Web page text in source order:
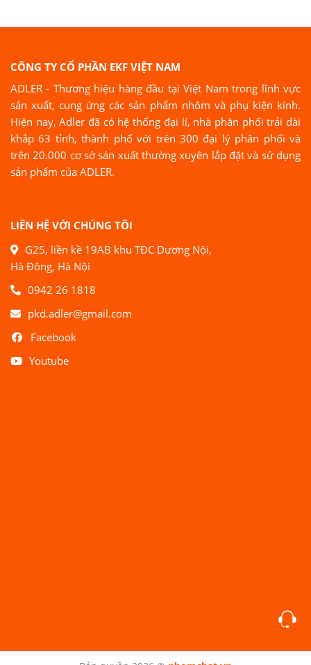
CÔNG TY CỔ PHẦN EKF VIỆT NAM
ADLER - Thương hiệu hàng đầu tại Việt Nam trong lĩnh vực
sản xuất, cung ứng các sản phẩm nhôm và phụ kiện kính.
Hiện nay, Adler đã có hệ thống đại lí, nhà phân phối trải dài
khắp 63 tỉnh, thành phố với trên 300 đại lý phân phối và
trên 20.000 cơ sở sản xuất thường xuyên lắp đặt và sử dụng
sản phẩm của ADLER.
LIÊN HỆ VỚI CHÚNG TÔI
G25, liền kề 19AB khu TĐC Dương Nội,
Hà Đông, Hà Nội
0942 26 1818
pkd.adler@gmail.com
Facebook
Youtube